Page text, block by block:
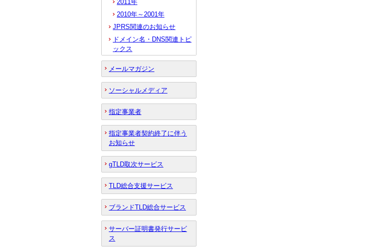
2011年
2010年～2001年
JPRS関連のお知らせ
ドメイン名・DNS関連トピ
ックス
メールマガジン
ソーシャルメディア
指定事業者
指定事業者契約終了に伴う
お知らせ
gTLD取次サービス
TLD総合支援サービス
ブランドTLD総合サービス
サーバー証明書発行サービ
ス